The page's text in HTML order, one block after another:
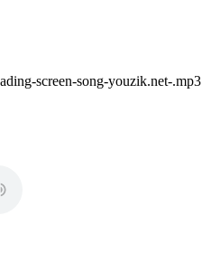
screen-song-youzik.net-.mp3